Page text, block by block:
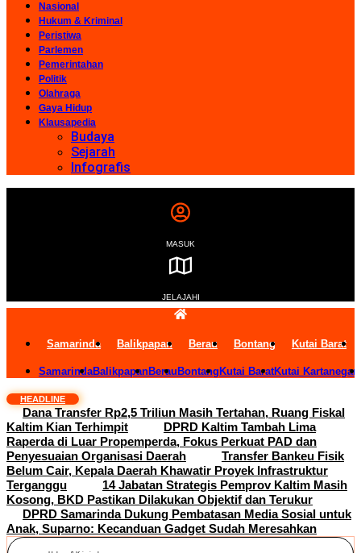
Nasional
Hukum & Kriminal
Peristiwa
Parlemen
Pemerintahan
Politik
Olahraga
Gaya Hidup
Klausapedia
Budaya
Sejarah
Infografis
MASUK
JELAJAHI
Samarinda Balikpapan Berau Bontang Kutai Barat
SamarindaBalikpapanBerau Bontang Kutai BaratKutai
HEADLINE
Dana Transfer Rp2,5 Triliun Masih Tertahan, Ruang Fiskal
Kaltim Kian Terhimpit
DPRD Kaltim Tambah Lima
Raperda di Luar Propemperda, Fokus Perkuat PAD dan
Penyesuaian Organisasi Daerah
Transfer Bankeu Fisik
Belum Cair, Kepala Daerah Khawatir Proyek Infrastruktur
Terganggu
14 Jabatan Strategis Pemprov Kaltim Masih
Kosong, BKD Pastikan Dilakukan Objektif dan Terukur
DPRD Samarinda Dukung Pembatasan Media Sosial untuk
Anak, Suparno: Kecanduan Gadget Sudah Meresahkan